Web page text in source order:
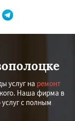
услуг на ремонт
Наша фирма в
с полным